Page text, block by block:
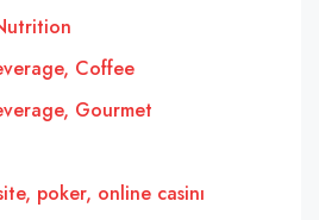
Coffee
Gourmet
poker, online casinı